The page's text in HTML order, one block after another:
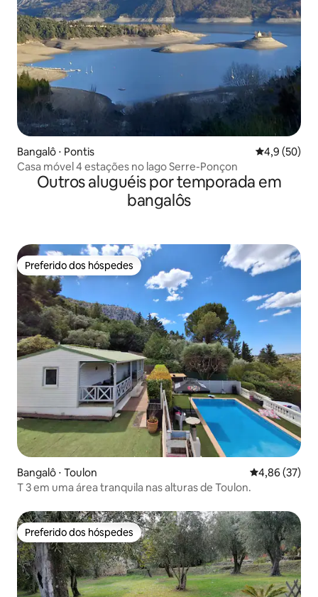
Bangalô ⋅ Pontis 4,9 de uma
4,9 (50)
Casa móvel 4 estações no lago Serre-Ponçon
Outros aluguéis por temporada em
bangalôs
Preferido dos hóspedes
Preferido dos hóspedes
Bangalô ⋅ Toulon 4,86 de uma
4,86 (37)
T 3 em uma área tranquila nas alturas de Toulon.
Preferido dos hóspedes
Preferido dos hóspedes